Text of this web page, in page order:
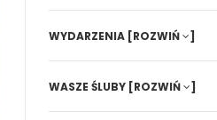
WYDARZENIA [ROZWIŃ ]
WASZE ŚLUBY [ROZWIŃ ]